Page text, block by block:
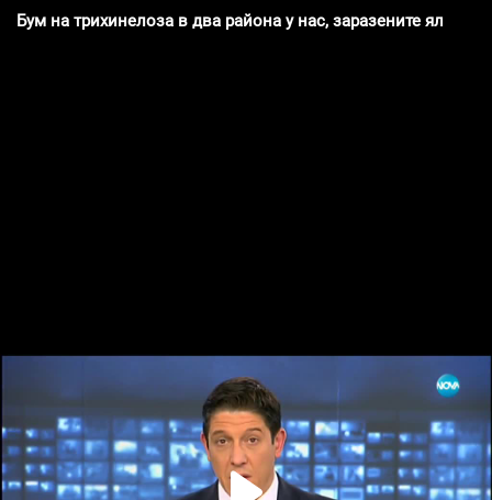
Бум на трихинелоза в два района у нас, заразените яли